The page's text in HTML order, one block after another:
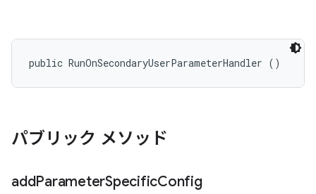
public RunOnSecondaryUserParameterHandler ()
パブリック メソッド
addParameterSpecificConfig